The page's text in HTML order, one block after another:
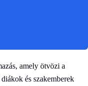
amely ötvözi a
és szakemberek